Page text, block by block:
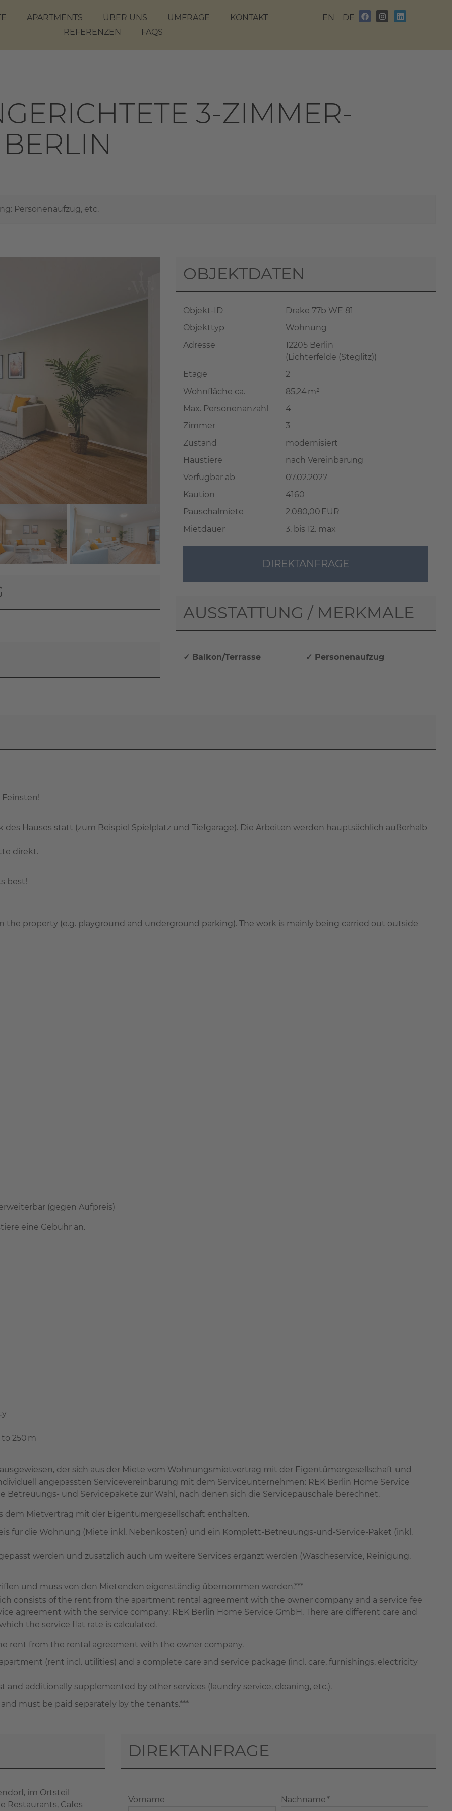
APARTMENTS ÜBER UNS UMFRAGE
KONTAKT
REFERENZEN
FAQS
EN DE
3-ZIMMER-
Personenaufzug, etc.
OBJEKTDATEN
Objekt-ID
Drake 77b WE 81
Objekttyp
Wohnung
Adresse
12205 Berlin
(Lichterfelde (Steglitz))
Etage
2
Wohnfläche ca.
85,24 m²
Max. Personenanzahl
4
Zimmer
3
Zustand
modernisiert
Haustiere
nach Vereinbarung
Verfügbar ab
07.02.2027
Kaution
4160
Pauschalmiete
2.080,00 EUR
Mietdauer
3. bis 12. max
DIREKTANFRAGE
AUSSTATTUNG / MERKMALE
✓ Balkon/Terrasse ✓ Personenaufzug
Hauses statt (zum Beispiel Spielplatz und Tiefgarage). Die Arbeiten werden hauptsächlich außerhalb
direkt.
best!
property (e.g. playground and underground parking). The work is mainly being carried out outside
(gegen Aufpreis)
eine Gebühr an.
250 m
der sich aus der Miete vom Wohnungsmietvertrag mit der Eigentümergesellschaft und
angepassten Servicevereinbarung mit dem Serviceunternehmen: REK Berlin Home Service
Betreuungs- und Servicepakete zur Wahl, nach denen sich die Servicepauschale berechnet.
dem Mietvertrag mit der Eigentümergesellschaft enthalten.
für die Wohnung (Miete inkl. Nebenkosten) und ein Komplett-Betreuungs-und-Service-Paket (inkl.
werden und zusätzlich auch um weitere Services ergänzt werden (Wäscheservice, Reinigung,
und muss von den Mietenden eigenständig übernommen werden.***
consists of the rent from the apartment rental agreement with the owner company and a service fee
agreement with the service company: REK Berlin Home Service GmbH. There are different care and
the service flat rate is calculated.
rent from the rental agreement with the owner company.
(rent incl. utilities) and a complete care and service package (incl. care, furnishings, electricity
and additionally supplemented by other services (laundry service, cleaning, etc.).
must be paid separately by the tenants.***
im Ortsteil
Restaurants, Cafes
DIREKTANFRAGE
Vorname Nachname *